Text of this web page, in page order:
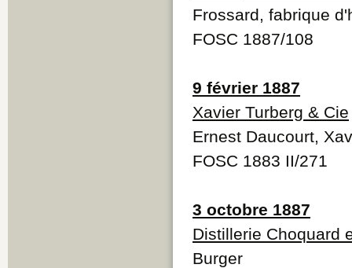
Frossard, fabrique
FOSC 1887/108
9 février 1887
Xavier Turberg & Cie
Ernest Daucourt,
FOSC 1883 II/271
3 octobre 1887
Distillerie Choquard
Burger